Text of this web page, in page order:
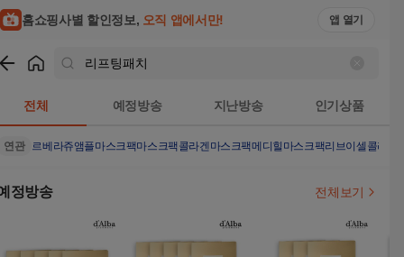
홈쇼핑사별 할인정보, 오직 앱에서만! 앱 열기
전체 예정방송 지난방송 인기상품
연관 르베라쥬앰플마스크팩마스크팩 콜라겐마스크팩메디힐마스크팩리브이셀콜라겐
정방송 전체보기